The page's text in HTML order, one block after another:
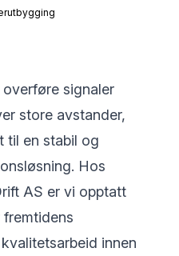
signaler
store avstander,
til en stabil og
Hos
AS er vi opptatt
innen